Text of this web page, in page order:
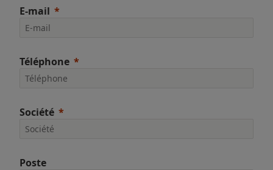
E-mail
Téléphone
Société
Poste